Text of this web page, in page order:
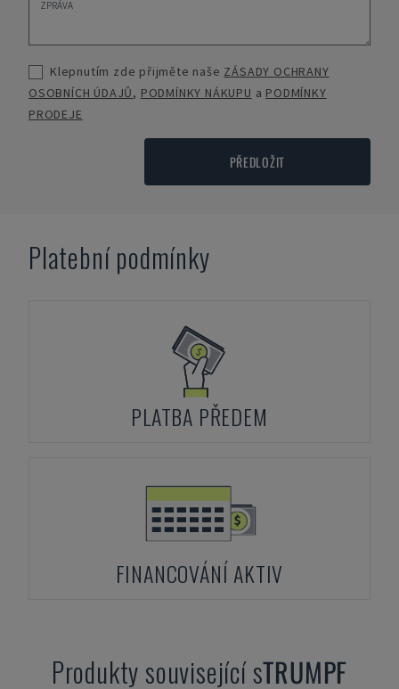
Klepnutím zde přijměte naše ZÁSADY OCHRANY
OSOBNÍCH ÚDAJŮ, PODMÍNKY NÁKUPU a PODMÍNKY
PRODEJE
PŘEDLOŽIT
Platební podmínky
PLATBA PŘEDEM
FINANCOVÁNÍ AKTIV
Produkty související sTRUMPF